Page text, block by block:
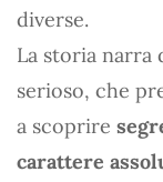
diverse.
La storia narra
serioso, che
a scoprire
carattere